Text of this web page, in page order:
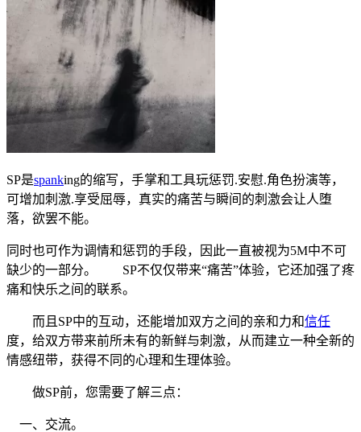
SP是spanking的缩写，手掌和工具玩惩罚.安慰.角色扮演等，
可增加刺激.享受屈辱，真实的痛苦与瞬间的刺激会让人堕
落，欲罢不能。
同时也可作为调情和惩罚的手段，因此一直被视为5M中不可
缺少的一部分。
SP不仅仅带来“痛苦”体验，它还加强了疼
痛和快乐之间的联系。
而且SP中的互动，还能增加双方之间的亲和力和信任
度，给双方带来前所未有的新鲜与刺激，从而建立一种全新的
情感纽带，获得不同的心理和生理体验。
做SP前，您需要了解三点：
一、交流。